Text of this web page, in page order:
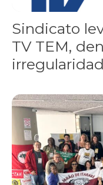
Sindicato
TV TEM,
FNDC aprova